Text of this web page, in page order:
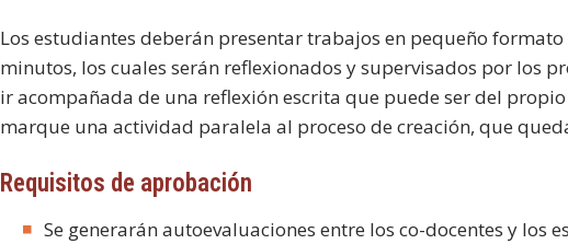
Los estudiantes deberán presentar trabajos en pequeño
minutos, los cuales serán reflexionados y supervisados por los
ir acompañada de una reflexión escrita que puede ser del
marque una actividad paralela al proceso de creación, que
Requisitos de aprobación
Se generarán autoevaluaciones entre los co-docentes y